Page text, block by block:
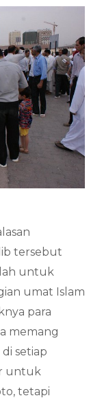
tersebut
untuk
umat Islam
para
memang
setiap
untuk
tetapi